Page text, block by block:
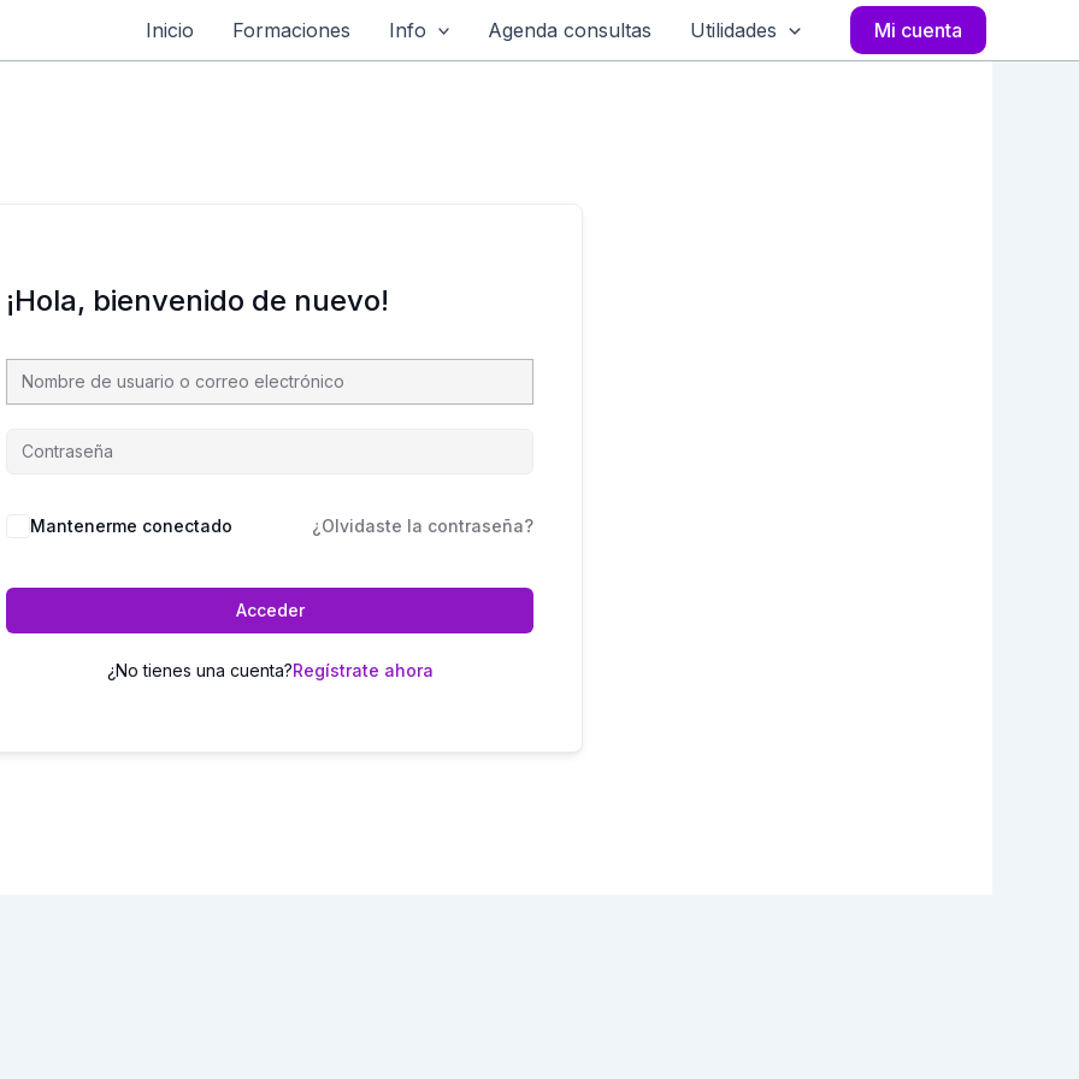
Inicio Formaciones Info Agenda consultas Utilidades Mi cuenta
¡Hola, bienvenido de nuevo!
Mantenerme conectado ¿Olvidaste la contraseña?
Acceder
¿No tienes una cuenta?Regístrate ahora